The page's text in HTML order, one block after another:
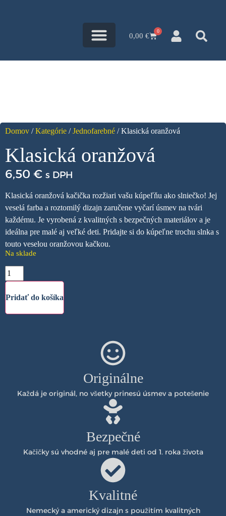
0,00 €
0
Domov /Kategórie /Jednofarebné / Klasická oranžová
Klasická oranžová
6,50 € s DPH
Klasická oranžová kačička rozžiari vašu kúpeľňu ako slniečko! Jej
veselá farba a roztomilý dizajn zaručene vyčarí úsmev na tvári
každému. Je vyrobená z kvalitných s bezpečných materiálov a je
ideálna pre malé aj veľké deti. Pridajte si do kúpeľne trochu slnka s
touto veselou oranžovou kačkou.
Na sklade
Pridať do košíka
Originálne
Každá je originál, no všetky prinesú úsmev a potešenie
Bezpečné
Kačičky sú vhodné aj pre malé deti od 1. roka života
Kvalitné
Nemecký a americký dizajn s použitím kvalitných